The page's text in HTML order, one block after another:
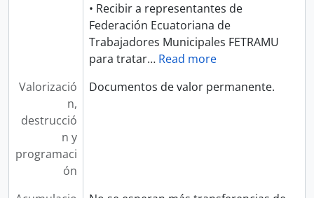
• Recibir a representantes de
Federación Ecuatoriana de
Trabajadores Municipales FETRAMU
para tratar… Read more
Valorizació
n,
destrucció
n y
programaci
ón
Documentos de valor permanente.